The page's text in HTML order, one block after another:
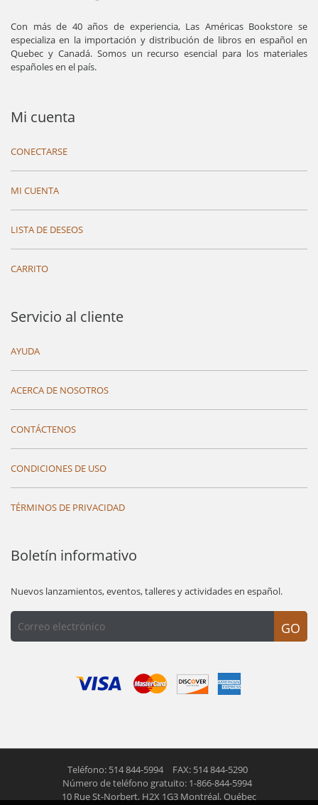
Con más de 40 años de experiencia, Las Américas Bookstore se
especializa en la importación y distribución de libros en español en
Quebec y Canadá. Somos un recurso esencial para los materiales
españoles en el país.
Mi cuenta
CONECTARSE
MI CUENTA
LISTA DE DESEOS
CARRITO
Servicio al cliente
AYUDA
ACERCA DE NOSOTROS
CONTÁCTENOS
CONDICIONES DE USO
TÉRMINOS DE PRIVACIDAD
Boletín informativo
Nuevos lanzamientos, eventos, talleres y actividades en español.
GO
Teléfono: 514 844-5994
FAX: 514 844-5290
Número de teléfono gratuito: 1-866-844-5994
10 Rue St-Norbert, H2X 1G3 Montréal, Québec